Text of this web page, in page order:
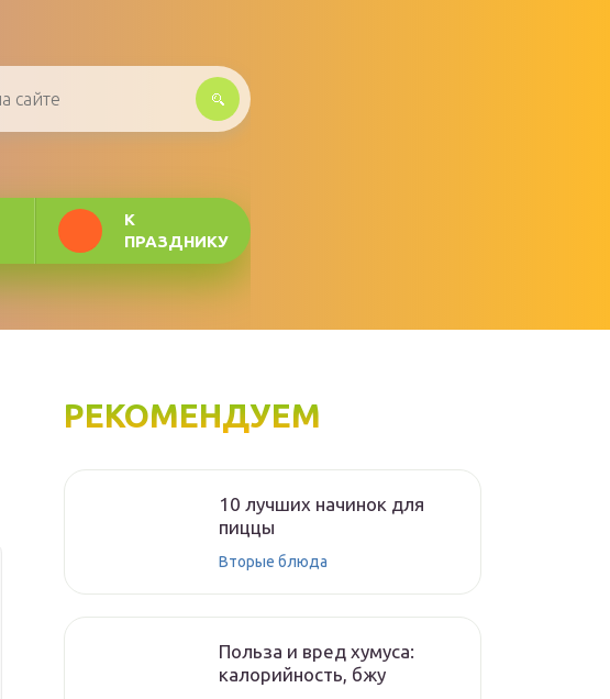
К
ПРАЗДНИКУ
РЕКОМЕНДУЕМ
10 лучших начинок для
пиццы
Вторые блюда
Польза и вред хумуса:
калорийность, бжу